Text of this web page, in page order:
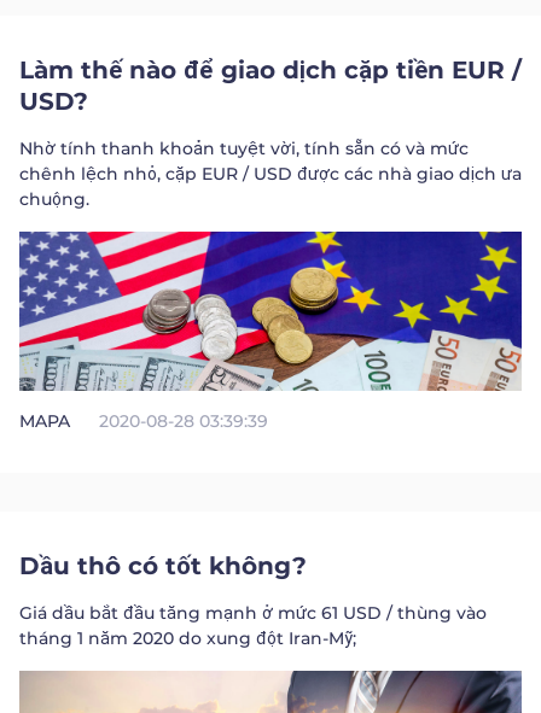
GIÁO DỤC
Công ty
Tiếng Việt
Trader | Partners
Làm thế nào để giao dịch cặp tiền EUR /
USD?
Nhờ tính thanh khoản tuyệt vời, tính sẵn có và mức
chênh lệch nhỏ, cặp EUR / USD được các nhà giao dịch ưa
chuộng.
MAPA 2020-08-28 03:39:39
Dầu thô có tốt không?
Giá dầu bắt đầu tăng mạnh ở mức 61 USD / thùng vào
tháng 1 năm 2020 do xung đột Iran-Mỹ;